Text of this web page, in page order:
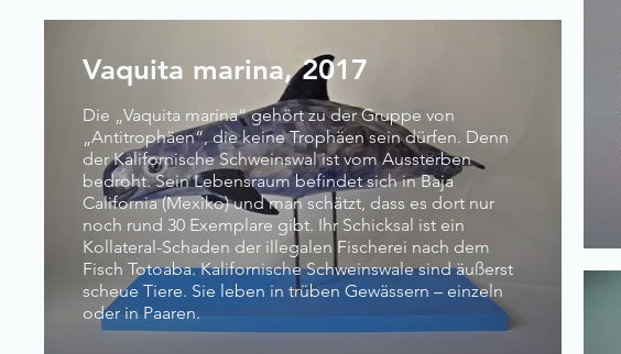
Vaquita marina, 2017
Die „Vaquita marina“ gehört zu der Gruppe von
„Antitrophäen“, die keine Trophäen sein dürfen. Denn
der Kalifornische Schweinswal ist vom Aussterben
bedroht. Sein Lebensraum befindet sich in Baja
California (Mexiko) und man schätzt, dass es dort nur
noch rund 30 Exemplare gibt. Ihr Schicksal ist ein
Kollateral-Schaden der illegalen Fischerei nach dem
Fisch Totoaba. Kalifornische Schweinswale sind äußerst
scheue Tiere. Sie leben in trüben Gewässern – einzeln
oder in Paaren.